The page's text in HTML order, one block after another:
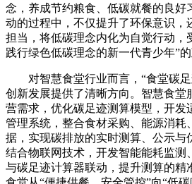
念，养成节约粮食、低碳就餐的良好
动的过程中，不仅提升了环保意识，
担当，将低碳理念内化为自觉行动，
践行绿色低碳理念的新一代青少年”的
对智慧食堂行业而言，“食堂碳
创新发展提供了清晰方向。智慧食堂
营需求，优化碳足迹测算模型，开发
管理系统，整合食材采购、能源消耗
据，实现碳排放的实时测算、公示与
结合物联网技术，开发智能能耗监测
与碳足迹计算器联动，提升测算的精